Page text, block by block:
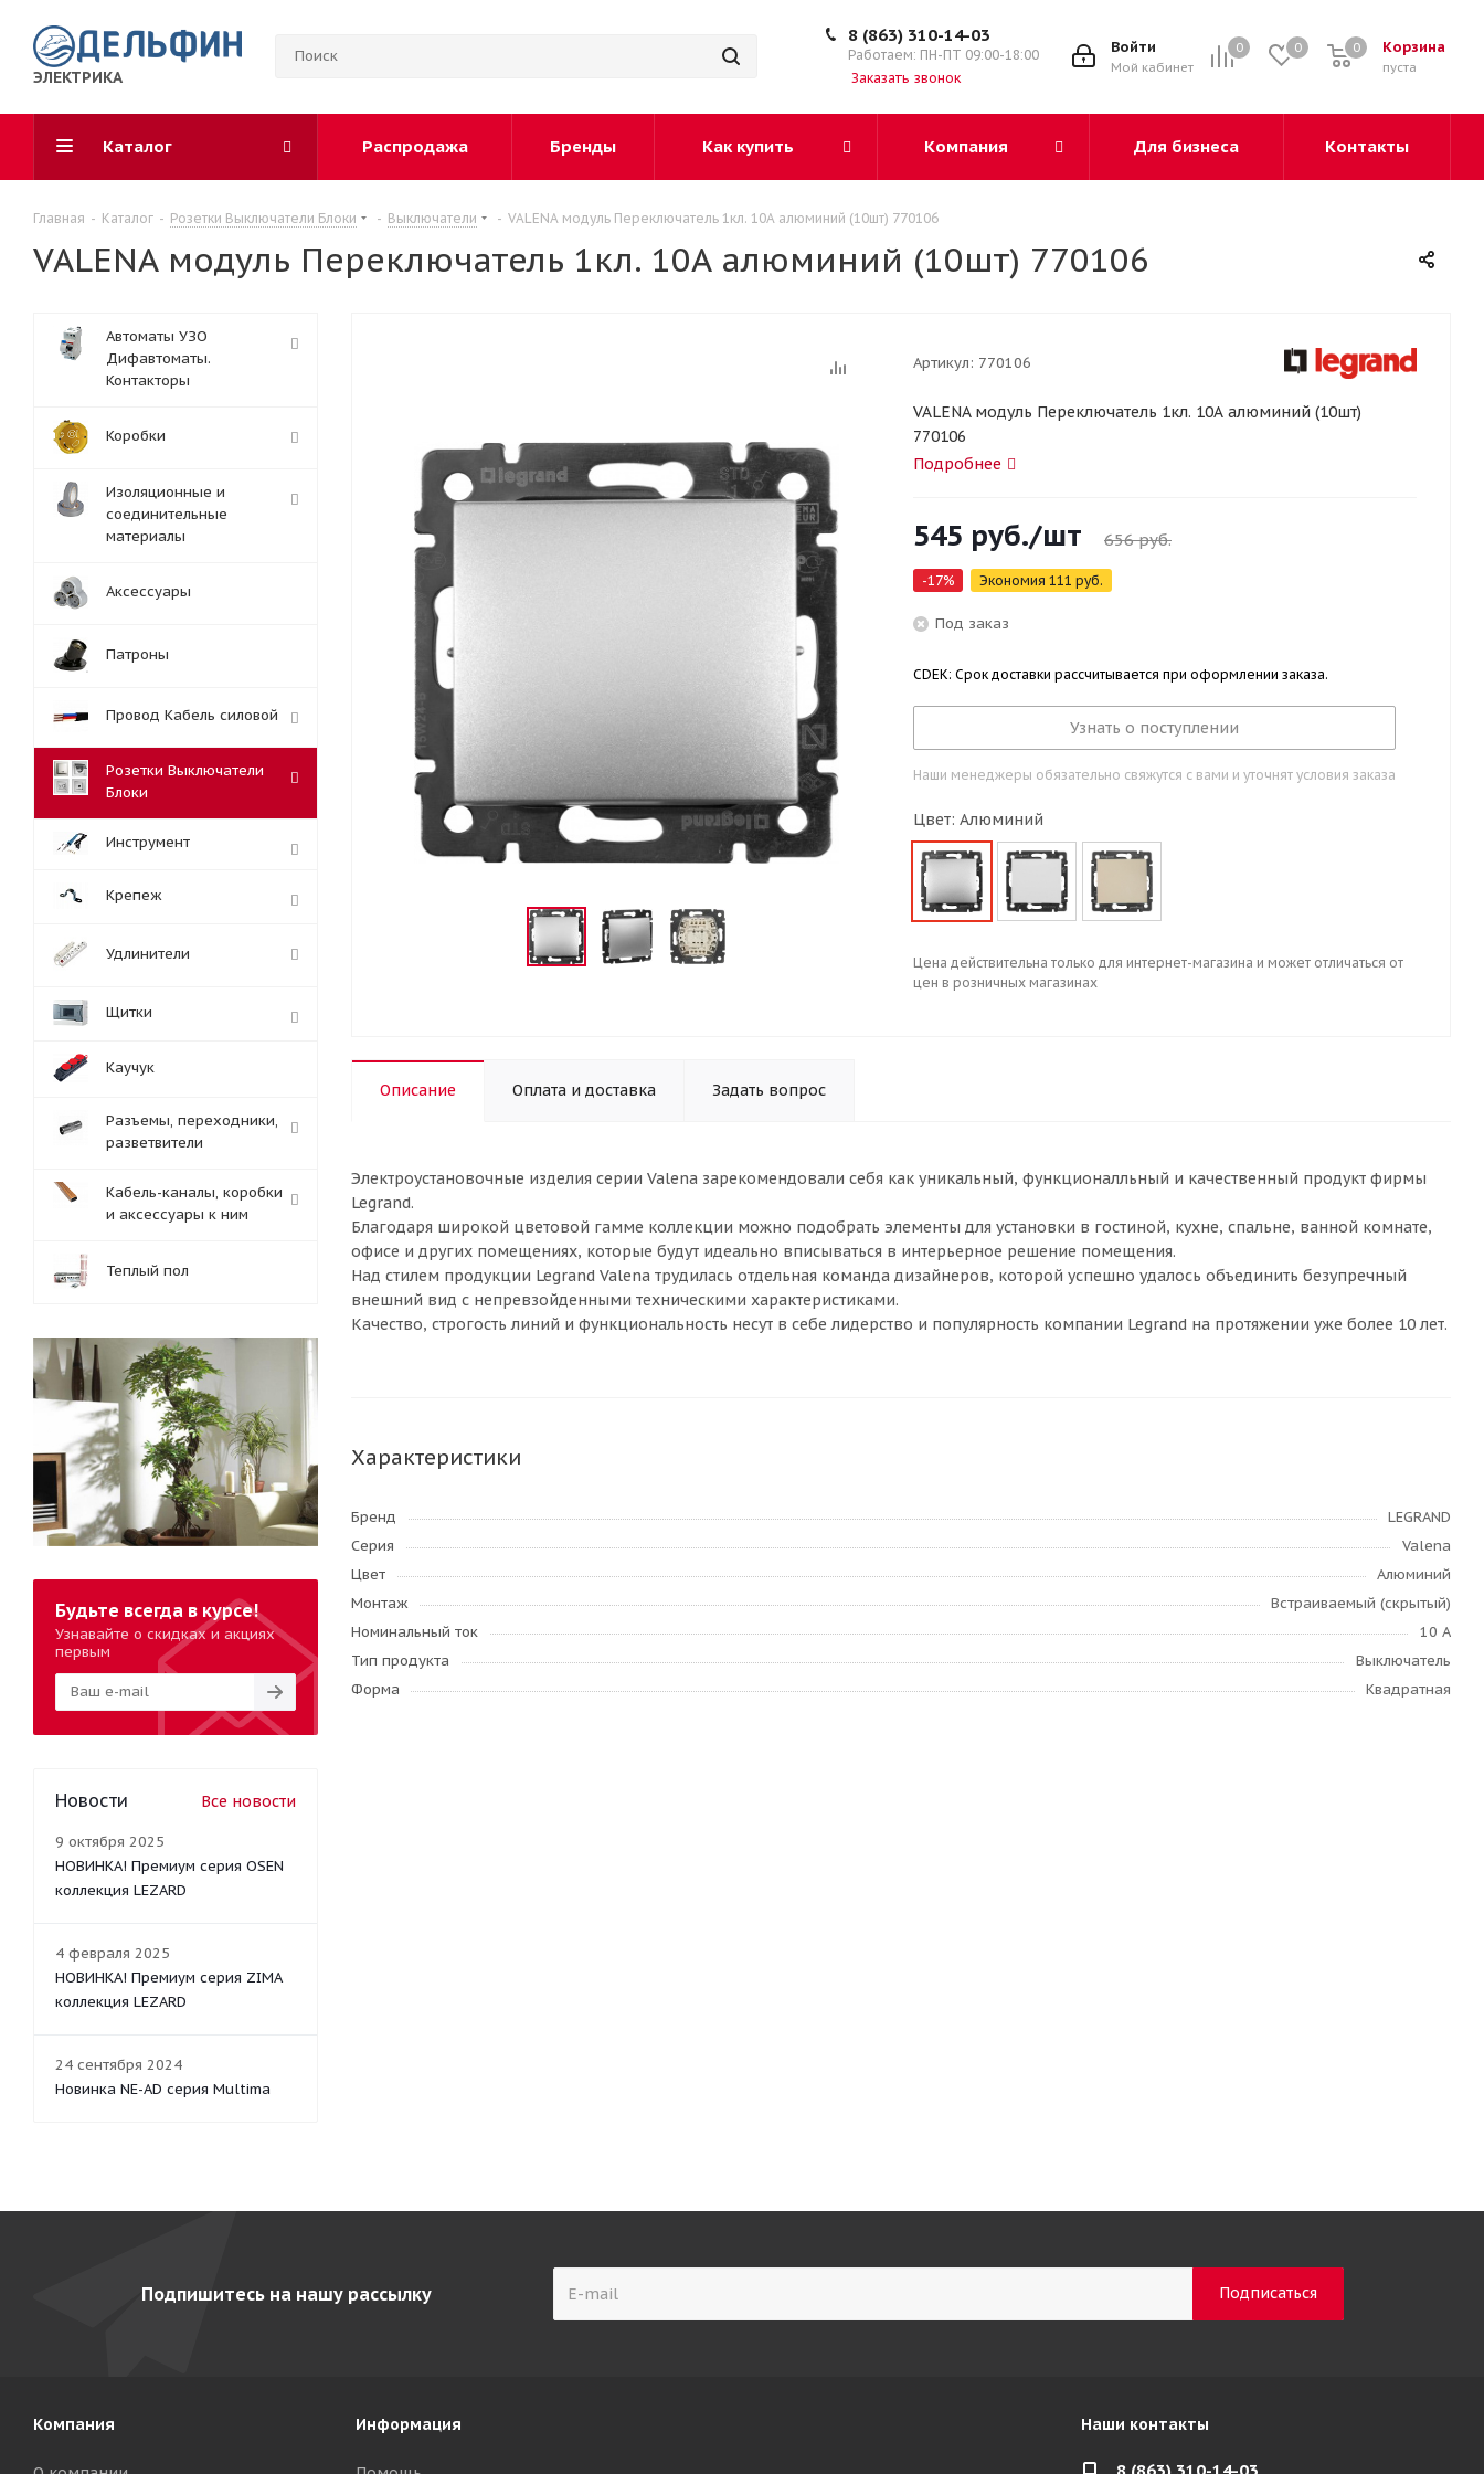
ЭЛЕКТРИКА
0 0 Корзина
пуста
0
Войти
Мой кабинет
8 (863) 310-14-03
Работаем: ПН-ПТ 09:00-18:00
Заказать звонок
Каталог Распродажа Бренды Как купить Компания Для бизнеса Контакты
Главная - Каталог - Розетки Выключатели Блоки - Выключатели - VALENA модуль Переключатель 1кл. 10А алюминий (10шт) 770106
VALENA модуль Переключатель 1кл. 10А алюминий (10шт) 770106
Артикул: 770106
VALENA модуль Переключатель 1кл. 10А алюминий (10шт)
770106
Подробнее
545 руб./шт 656руб.
-17% Экономия 111 руб.
Под заказ
CDEK: Срок доставки рассчитывается при оформлении заказа.
Узнать о поступлении
Наши менеджеры обязательно свяжутся с вами и уточнят условия заказа
Цвет: Алюминий
Цена действительна только для интернет-магазина и может отличаться от
цен в розничных магазинах
Описание Оплата и доставка Задать вопрос
Электроустановочные изделия серии Valena зарекомендовали себя как уникальный, функционалльный и качественный продукт фирмы
Legrand.
Благодаря широкой цветовой гамме коллекции можно подобрать элементы для установки в гостиной, кухне, спальне, ванной комнате,
офисе и других помещениях, которые будут идеально вписываться в интерьерное решение помещения.
Над стилем продукции Legrand Valena трудилась отдельная команда дизайнеров, которой успешно удалось объединить безупречный
внешний вид с непревзойденными техническими характеристиками.
Качество, строгость линий и функциональность несут в себе лидерство и популярность компании Legrand на протяжении уже более 10 лет.
Характеристики
Бренд
LEGRAND
Серия
Valena
Цвет
Алюминий
Монтаж
Встраиваемый (скрытый)
Номинальный ток
10 А
Тип продукта
Выключатель
Форма
Квадратная
Автоматы УЗО
Дифавтоматы.
Контакторы
Коробки
Изоляционные и
соединительные
материалы
Аксессуары
Патроны
Провод Кабель силовой
Розетки Выключатели
Блоки
Инструмент
Крепеж
Удлинители
Щитки
Каучук
Разъемы, переходники,
разветвители
Кабель-каналы, коробки
и аксессуары к ним
Теплый пол
Будьте всегда в курсе!
Узнавайте о скидках и акциях
первым
Новости Все новости
9 октября 2025
НОВИНКА! Премиум серия OSEN
коллекция LEZARD
4 февраля 2025
НОВИНКА! Премиум серия ZIMA
коллекция LEZARD
24 сентября 2024
Новинка NE-AD серия Multima
Подпишитесь на нашу рассылку
Компания Информация Наши контакты